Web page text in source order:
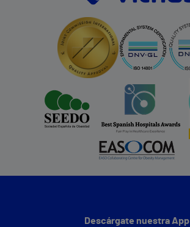
Descárgate nuestra App